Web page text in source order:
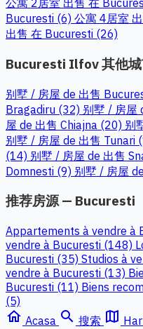
公寓 2居室 出售 在
Bucuresti (6) 公寓 4居室
出售 在 Bucuresti (26)
Bucuresti Ilfov 其他
别墅 / 房屋 de 出售
Bragadiru (32) 别墅 / 房屋
屋 de 出售 Chiajna (20) 别
别墅 / 房屋 de 出售 Tunari
(14) 别墅 / 房屋 de 出售
Domnesti (9) 别墅 / 房屋
推荐房源 — Bucuresti
Appartements à vendre à
vendre à Bucuresti (148)
Bucuresti (35) Studios à
vendre à Bucuresti (13)
Bucuresti (11) Biens
(5)
home Acasa search 搜索 map